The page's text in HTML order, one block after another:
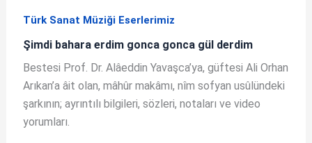
Türk Sanat Müziği Eserlerimiz
Şimdi bahara erdim gonca gonca gül derdim
Bestesi Prof. Dr. Alâeddin Yavaşca’ya, güftesi Ali Orhan
Arıkan’a âit olan, mâhûr makâmı, nîm sofyan usûlündeki
şarkının; ayrıntılı bilgileri, sözleri, notaları ve video
yorumları.